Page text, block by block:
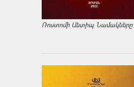
Ռոստոմի Անտիպ Նամակները